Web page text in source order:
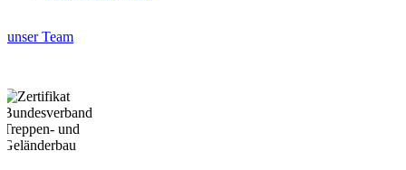
unser Team